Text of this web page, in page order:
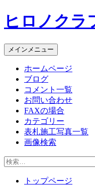
コ
ン
ン
ツ
ヒロノク
メインメニュー
ホームページ
ブログ
コメント一覧
お問い合わせ
FAXの場合
カテゴリー
表札施工写真一覧
画像検索
検
トップページ